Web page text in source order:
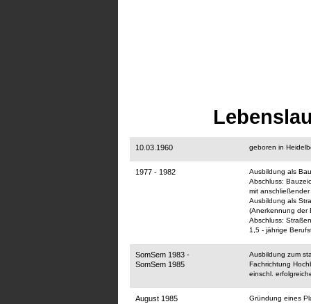
Lebenslauf
10.03.1960 geboren in
1977 - 1982
Ausbildung als
Abschluss:
mit anschließender
Ausbildung
Abschluss:
1,5 - jährige
SomSem 1983 -
SomSem 1985
Ausbildung zum
Fachrichtung
einschl.
August 1985 Gründung eines